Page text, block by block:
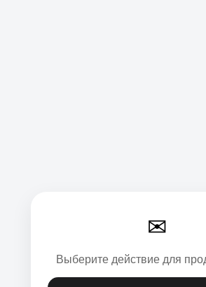
✉
Выберите действие для